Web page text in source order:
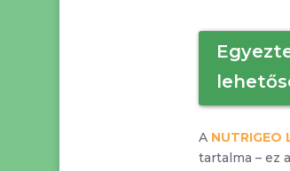
A NUTRIGEO
tartalma – ez